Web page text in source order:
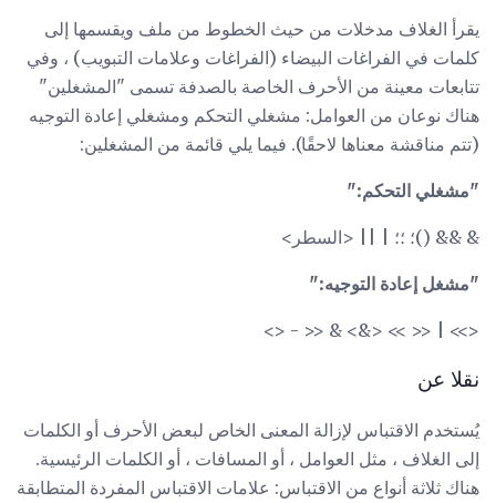
يقرأ الغلاف مدخلات من حيث الخطوط من ملف ويقسمها إلى
كلمات في الفراغات البيضاء (الفراغات وعلامات التبويب) ، وفي
تتابعات معينة من الأحرف الخاصة بالصدفة تسمى "المشغلين"
هناك نوعان من العوامل: مشغلي التحكم ومشغلي إعادة التوجيه
(تتم مناقشة معناها لاحقًا). فيما يلي قائمة من المشغلين:
"مشغلي التحكم:"
& && ()؛ ؛؛ | || <السطر>
"مشغل إعادة التوجيه:"
<>> | << >> <&> & << - <>
نقلا عن
يُستخدم الاقتباس لإزالة المعنى الخاص لبعض الأحرف أو الكلمات
إلى الغلاف ، مثل العوامل ، أو المسافات ، أو الكلمات الرئيسية.
هناك ثلاثة أنواع من الاقتباس: علامات الاقتباس المفردة المتطابقة